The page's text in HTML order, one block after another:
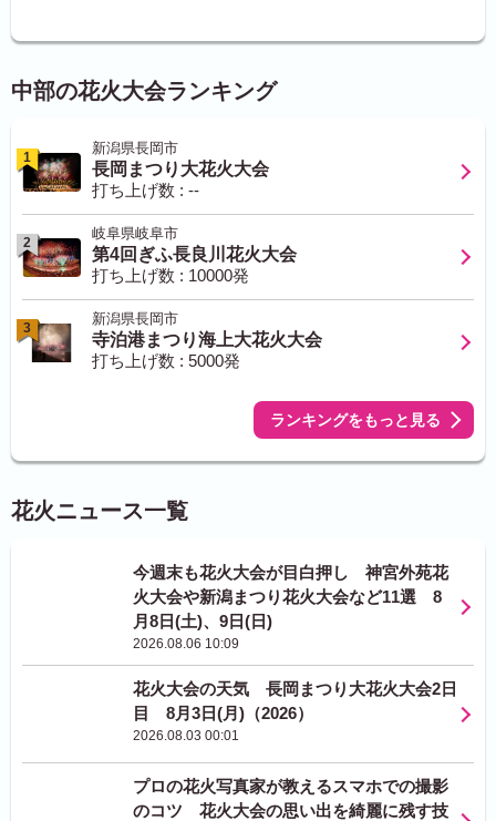
中部の花火大会ランキング
1
新潟県長岡市
長岡まつり大花火大会
打ち上げ数 : --
2
岐阜県岐阜市
第4回ぎふ長良川花火大会
打ち上げ数 : 10000発
3
新潟県長岡市
寺泊港まつり海上大花火大会
打ち上げ数 : 5000発
ランキングをもっと見る
花火ニュース一覧
今週末も花火大会が目白押し 神宮外苑花
火大会や新潟まつり花火大会など11選 8
月8日(土)、9日(日)
2026.08.06 10:09
花火大会の天気 長岡まつり大花火大会2日
目 8月3日(月)（2026）
2026.08.03 00:01
プロの花火写真家が教えるスマホでの撮影
のコツ 花火大会の思い出を綺麗に残す技